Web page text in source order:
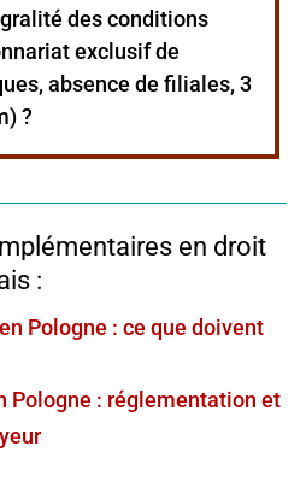
des conditions
exclusif de
absence de filiales, 3
?
en droit
:
Pologne : ce que doivent
Pologne : réglementation et